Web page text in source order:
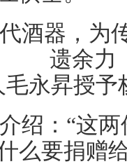
永昇授
绍：“这
么要捐赠